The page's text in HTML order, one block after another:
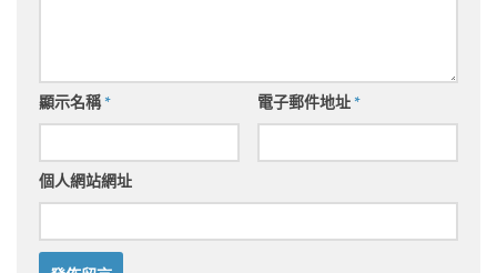
顯示名稱* 電子郵件地址*
個人網站網址